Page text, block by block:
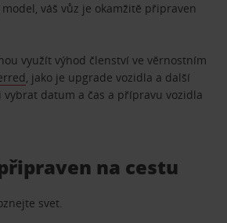
váš vůz je okamžitě připraven
využít výhod členství ve věrnostním
, jako je upgrade vozidla a další
vybrat datum a čas a přípravu vozidla
na cestu
svet.